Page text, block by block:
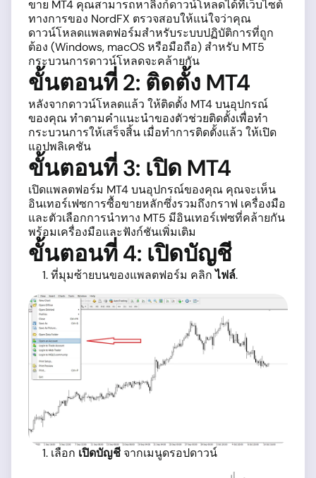
ขาย MT4 คุณสามารถหาลิงก์ดาวน์โหลดได้ที่เว็บไซต์
ทางการของ NordFX ตรวจสอบให้แน่ใจว่าคุณ
ดาวน์โหลดแพลตฟอร์มสำหรับระบบปฏิบัติการที่ถูก
ต้อง (Windows, macOS หรือมือถือ) สำหรับ MT5
กระบวนการดาวน์โหลดจะคล้ายกัน
ขั้นตอนที่ 2: ติดตั้ง MT4
หลังจากดาวน์โหลดแล้ว ให้ติดตั้ง MT4 บนอุปกรณ์
ของคุณ ทำตามคำแนะนำของตัวช่วยติดตั้งเพื่อทำ
กระบวนการให้เสร็จสิ้น เมื่อทำการติดตั้งแล้ว ให้เปิด
แอปพลิเคชัน
ขั้นตอนที่ 3: เปิด MT4
เปิดแพลตฟอร์ม MT4 บนอุปกรณ์ของคุณ คุณจะเห็น
อินเทอร์เฟซการซื้อขายหลักซึ่งรวมถึงกราฟ เครื่องมือ
และตัวเลือกการนำทาง MT5 มีอินเทอร์เฟซที่คล้ายกัน
พร้อมเครื่องมือและฟังก์ชันเพิ่มเติม
ขั้นตอนที่ 4: เปิดบัญชี
ที่มุมซ้ายบนของแพลตฟอร์ม คลิกไฟล์.
เลือก เปิดบัญชี จากเมนูดรอปดาวน์